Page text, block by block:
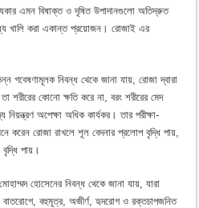
এমন বিষাক্ত ও দূষিত উপাদানগুলো অতিদ্রুত
খালি করা একান্ত প্রয়োজন। রোজাই এর
গবেষণামূলক নিবন্ধ থেকে জানা যায়, রোজা দ্বারা
শরীরের কোনো ক্ষতি করে না, বরং শরীরের মেদ
নিয়ন্ত্রণ অপেক্ষা অধিক কার্যকর। তার পরীক্ষা-
করেন রোজা রাখলে শূল বেদনার প্রলোপ বৃদ্ধি পায়,
পায়।
হোসেনের নিবন্ধ থেকে জানা যায়, যারা
বাতরোগে, বহুমূত্র, অজীর্ণ, হৃদরোগ ও রক্তচাপজনিত